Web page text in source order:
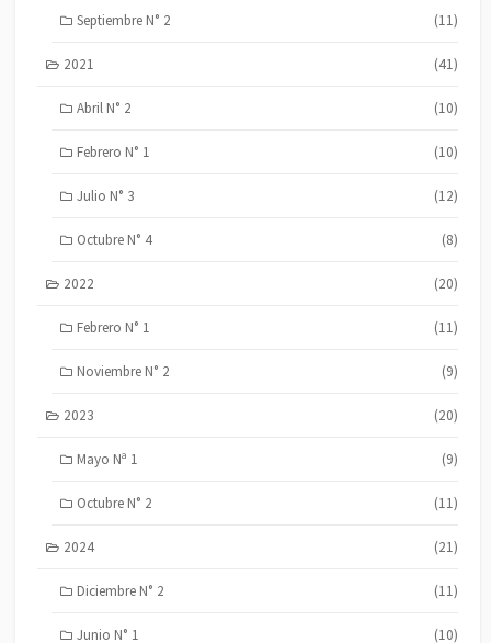
Septiembre N° 2 (11)
2021 (41)
Abril N° 2 (10)
Febrero N° 1 (10)
Julio N° 3 (12)
Octubre N° 4 (8)
2022 (20)
Febrero N° 1 (11)
Noviembre N° 2 (9)
2023 (20)
Mayo Nª 1 (9)
Octubre N° 2 (11)
2024 (21)
Diciembre N° 2 (11)
Junio N° 1 (10)